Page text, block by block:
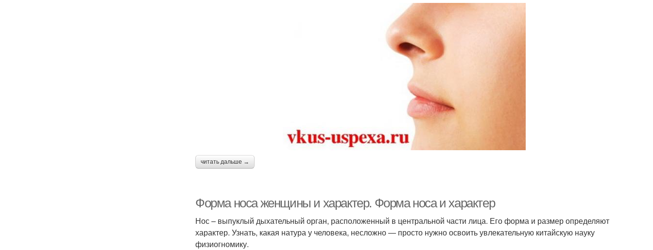
читать дальше →
Форма носа женщины и характер. Форма носа и характер
Нос – выпуклый дыхательный орган, расположенный в центральной части лица. Его форма и размер определяют
характер. Узнать, какая натура у человека, несложно — просто нужно освоить увлекательную китайскую науку
физиогномику.